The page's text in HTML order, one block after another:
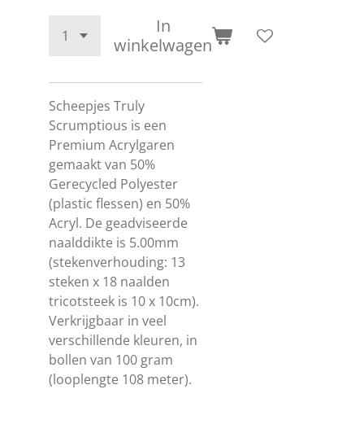
In
winkelwagen
Scheepjes Truly
Scrumptious is een
Premium Acrylgaren
gemaakt van 50%
Gerecycled Polyester
(plastic flessen) en 50%
Acryl. De geadviseerde
naalddikte is 5.00mm
(stekenverhouding: 13
steken x 18 naalden
tricotsteek is 10 x 10cm).
Verkrijgbaar in veel
verschillende kleuren, in
bollen van 100 gram
(looplengte 108 meter).